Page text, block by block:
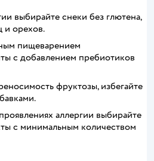
выбирайте снеки без глютена,
и орехов.
пищеварением
с добавлением пребиотиков
фруктозы, избегайте
аллергии выбирайте
с минимальным количеством